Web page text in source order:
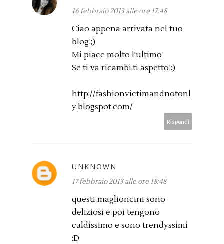
16 febbraio 2013 alle ore 17:48
Ciao appena arrivata nel tuo
blog!;)
Mi piace molto l'ultimo!
Se ti va ricambi,ti aspetto!:)
http://fashionvictimandnotonl
y.blogspot.com/
Rispondi
UNKNOWN
17 febbraio 2013 alle ore 18:48
questi maglioncini sono
deliziosi e poi tengono
caldissimo e sono trendyssimi
:D